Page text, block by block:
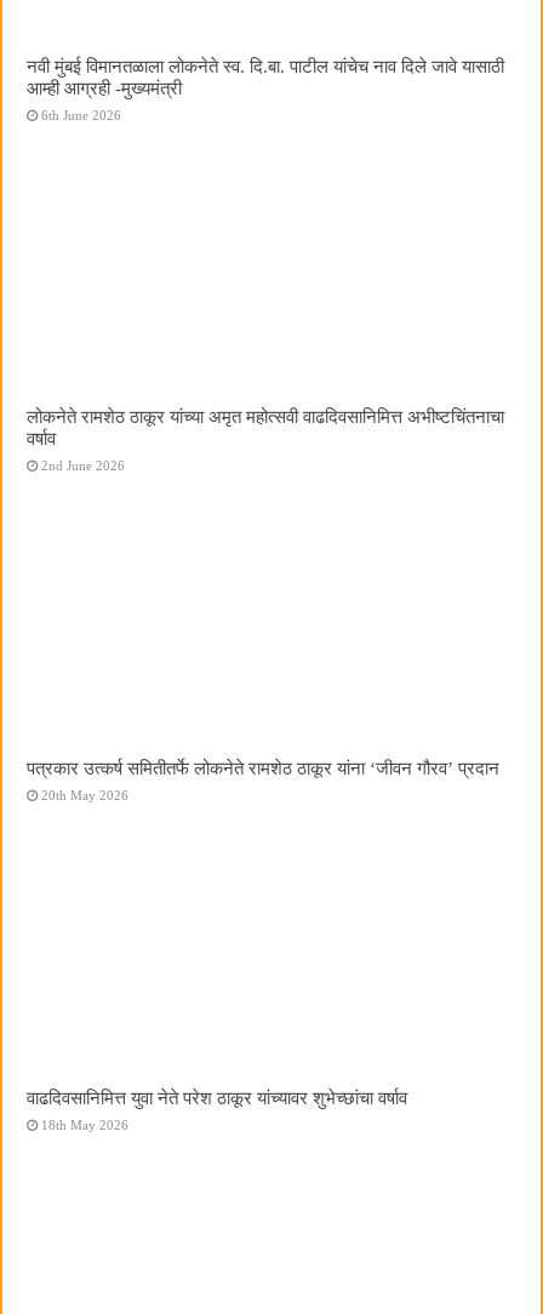
नवी मुंबई विमानतळाला लोकनेते स्व. दि.बा. पाटील यांचेच नाव दिले जावे यासाठी
आम्ही आग्रही -मुख्यमंत्री
6th June 2026
लोकनेते रामशेठ ठाकूर यांच्या अमृत महोत्सवी वाढदिवसानिमित्त अभीष्टचिंतनाचा
वर्षाव
2nd June 2026
पत्रकार उत्कर्ष समितीतर्फे लोकनेते रामशेठ ठाकूर यांना ‌‘जीवन गौरव‌’ प्रदान
20th May 2026
वाढदिवसानिमित्त युवा नेते परेश ठाकूर यांच्यावर शुभेच्छांचा वर्षाव
18th May 2026